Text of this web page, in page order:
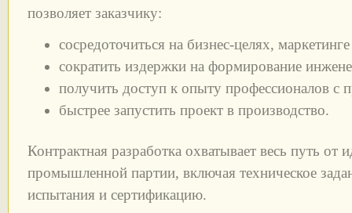
позволяет заказчику:
сосредоточиться на бизнес-целях,
сократить издержки на формирование
получить доступ к опыту профессионалов с
быстрее запустить проект в производство.
Контрактная разработка охватывает весь путь от
промышленной партии, включая техническое
испытания и сертификацию.